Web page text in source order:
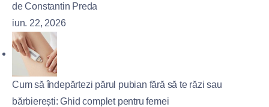
de Constantin Preda
iun. 22, 2026
Cum să îndepărtezi părul pubian fără să te răzi sau
bărbierești: Ghid complet pentru femei